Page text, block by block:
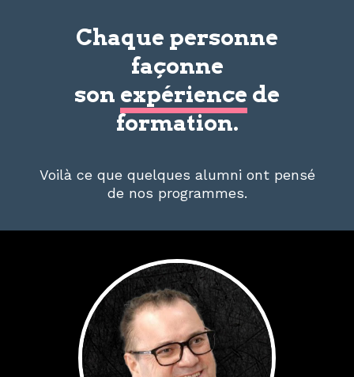
Chaque personne
façonne
son expérience de
formation.
Voilà ce que quelques alumni ont pensé
de nos programmes.